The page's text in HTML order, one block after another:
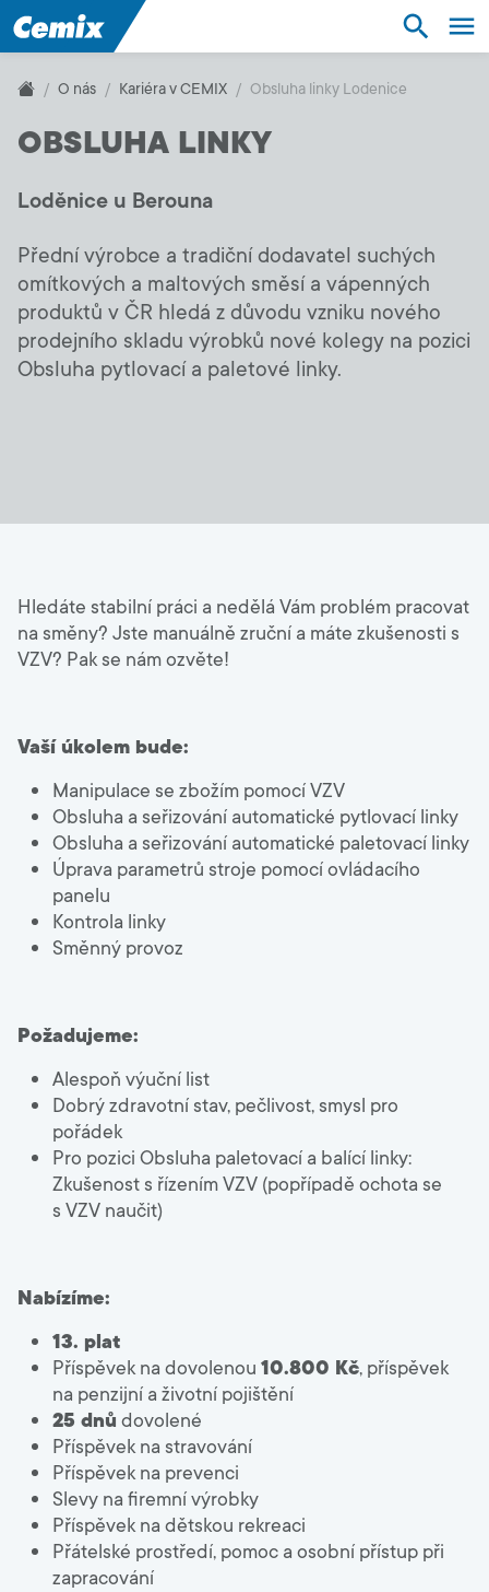
Řešení
Produkty
Služby
Podpora
Technické poradenství +420 800 022 848
Czechia
O nás Kariéra v CEMIX Obsluha linky Lodenice
OBSLUHA LINKY
Loděnice u Berouna
Přední výrobce a tradiční dodavatel suchých
omítkových a maltových směsí a vápenných
produktů v ČR hledá z důvodu vzniku nového
prodejního skladu výrobků nové kolegy na pozici
Obsluha pytlovací a paletové linky.
Hledáte stabilní práci a nedělá Vám problém pracovat
na směny? Jste manuálně zruční a máte zkušenosti s
VZV? Pak se nám ozvěte!
Vaší úkolem bude:
Manipulace se zbožím pomocí VZV
Obsluha a seřizování automatické pytlovací linky
Obsluha a seřizování automatické paletovací linky
Úprava parametrů stroje pomocí ovládacího
panelu
Kontrola linky
Směnný provoz
Požadujeme:
Alespoň výuční list
Dobrý zdravotní stav, pečlivost, smysl pro
pořádek
Pro pozici Obsluha paletovací a balící linky:
Zkušenost s řízením VZV (popřípadě ochota se
s VZV naučit)
Nabízíme:
13. plat
Příspěvek na dovolenou 10.800 Kč, příspěvek
na penzijní a životní pojištění
25 dnů dovolené
Příspěvek na stravování
Příspěvek na prevenci
Slevy na firemní výrobky
Příspěvek na dětskou rekreaci
Přátelské prostředí, pomoc a osobní přístup při
zapracování